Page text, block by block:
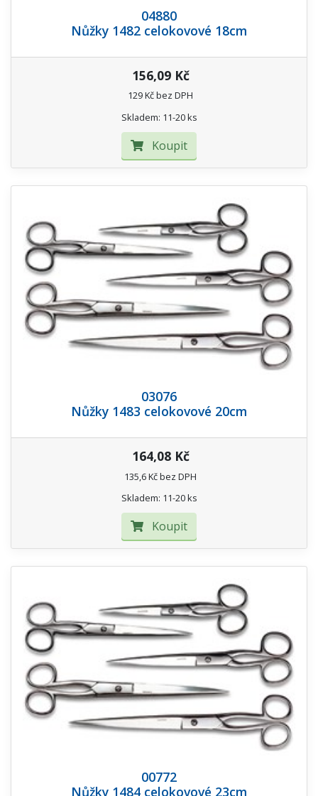
04880
Nůžky 1482 celokovové 18cm
156,09 Kč
129 Kč bez DPH
Skladem: 11-20 ks
Koupit
03076
Nůžky 1483 celokovové 20cm
164,08 Kč
135,6 Kč bez DPH
Skladem: 11-20 ks
Koupit
00772
Nůžky 1484 celokovové 23cm